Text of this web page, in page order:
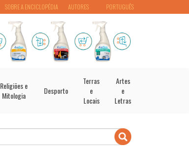
PORTUGUÊS
SOBRE A ENCICLOPÉDIA AUTORES
Religiões e
Mitologia
Desporto
Terras
e
Locais
Artes
e
Letras